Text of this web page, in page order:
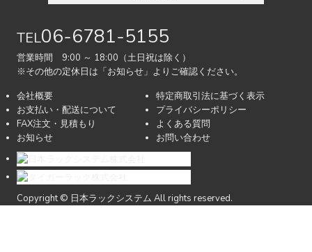
TEL06-6781-5155
営業時間 9:00 ～ 18:00（土日祝は除く）
※その他の定休日は「お知らせ」よりご確認ください。
会社概要
お支払い・配送について
FAX注文・見積もり
お知らせ
特定商取引法に基づく表示
プライバシーポリシー
よくある質問
お問い合わせ
Copyright © 日本ラックシステム All rights reserved.